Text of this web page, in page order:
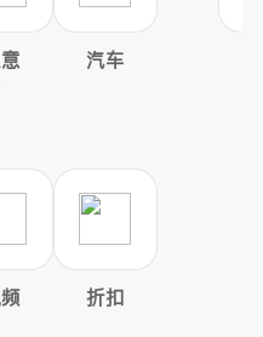
汽车
折扣